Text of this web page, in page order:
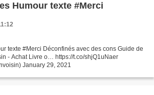
Humour texte #Merci
texte #Merci Déconfinés avec des cons Guide de
- Achat Livre o… https://t.co/shjQ1uNaer
January 29, 2021